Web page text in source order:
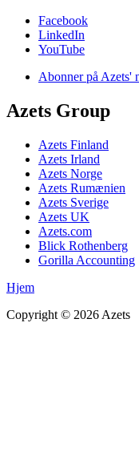
Facebook
LinkedIn
YouTube
Abonner på Azets'
Azets Group
Azets Finland
Azets Irland
Azets Norge
Azets Rumænien
Azets Sverige
Azets UK
Azets.com
Blick Rothenberg
Gorilla Accounting
Hjem
Copyright © 2026 Azets